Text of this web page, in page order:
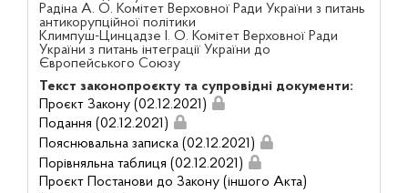
Радіна А. О. Комітет Верховної Ради України з питань
антикорупційної політики
Климпуш-Цинцадзе І. О. Комітет Верховної Ради
України з питань інтеграції України до
Європейського Союзу
Текст законопроєкту та супровідні документи:
Проєкт Закону (02.12.2021)
Подання (02.12.2021)
Пояснювальна записка (02.12.2021)
Порівняльна таблиця (02.12.2021)
Проєкт Постанови до Закону (іншого Акта)